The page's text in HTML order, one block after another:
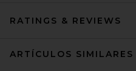
RATINGS & REVIEWS
ARTÍCULOS SIMILARES